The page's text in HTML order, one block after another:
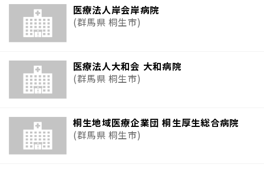
医療法人岸会岸病院
(群馬県 桐生市)
医療法人大和会 大和病院
(群馬県 桐生市)
桐生地域医療企業団 桐生厚生総合病院
(群馬県 桐生市)